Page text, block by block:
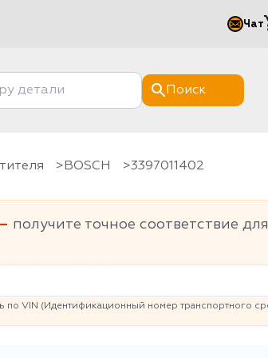
Чат
Поиск
BOSCH 3397011402
получите точное соответствие
VIN (Идентификационный номер транспортного